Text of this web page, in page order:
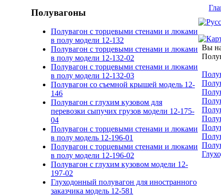
Полувагоны
Полувагон с торцевыми стенами и люками
в полу модели 12-132
Полувагон с торцевыми стенами и люками
в полу модели 12-132-02
Полувагон с торцевыми стенами и люками
в полу модели 12-132-03
Полувагон со съемной крышей модель 12-
146
Полувагон с глухим кузовом для
перевозки сыпучих грузов модели 12-175-
04
Полувагон с торцевыми стенами и люками
в полу модель 12-196-01
Полувагон с торцевыми стенами и люками
в полу модели 12-196-02
Полувагон с глухим кузовом модели 12-
197-02
Глуходонный полувагон для иностранного
заказчика модель 12-581
Вы